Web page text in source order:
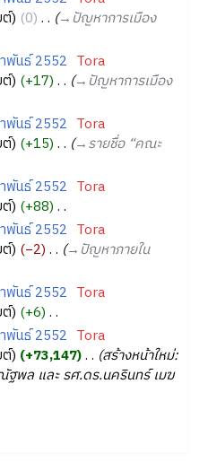
ต์ 0 ‎
→‎ปัญหาการเมือง
พันธ์ 2552 Tora
ต์ +17 ‎
→‎ปัญหาการเมือง
พันธ์ 2552 Tora
ต์ +15 ‎
→‎รายชื่อ “คณะ
พันธ์ 2552 Tora
ต์ +88 ‎
พันธ์ 2552 Tora
ต์ −2 ‎
→‎ปัญหาภายใน
พันธ์ 2552 Tora
ต์ +6 ‎
พันธ์ 2552 Tora
ต์ +73,147 ‎
สร้างหน้าใหม่:
ฐพล และ รศ.ดร.นครินทร์ เมฆ